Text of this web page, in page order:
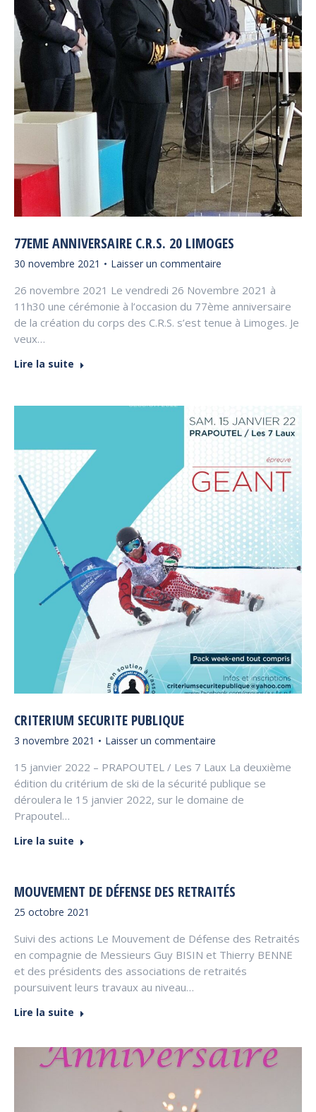
77EME ANNIVERSAIRE C.R.S. 20 LIMOGES
30 novembre 2021 Laisser un commentaire
26 novembre 2021 Le vendredi 26 Novembre 2021 à
11h30 une cérémonie à l’occasion du 77ème anniversaire
de la création du corps des C.R.S. s’est tenue à Limoges. Je
veux…
Lire la suite
CRITERIUM SECURITE PUBLIQUE
3 novembre 2021 Laisser un commentaire
15 janvier 2022 – PRAPOUTEL / Les 7 Laux La deuxième
édition du critérium de ski de la sécurité publique se
déroulera le 15 janvier 2022, sur le domaine de
Prapoutel…
Lire la suite
MOUVEMENT DE DÉFENSE DES RETRAITÉS
25 octobre 2021
Suivi des actions Le Mouvement de Défense des Retraités
en compagnie de Messieurs Guy BISIN et Thierry BENNE
et des présidents des associations de retraités
poursuivent leurs travaux au niveau…
Lire la suite